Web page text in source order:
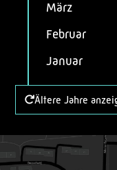
März
Februar
Januar
Ältere Jahre